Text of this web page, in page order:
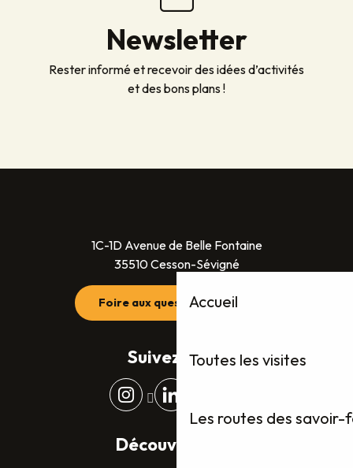
Accueil
Toutes les visites
Les routes des
Newsletter
Rester informé et recevoir des idées d’activités
et des bons plans !
1C-1D Avenue de Belle Fontaine
35510 Cesson-Sévigné
Foire aux questions (FAQ)
Suivez-nous
Découvrez plus